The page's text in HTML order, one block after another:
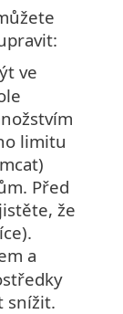
ve
limitu
Před
že
a
snížit.